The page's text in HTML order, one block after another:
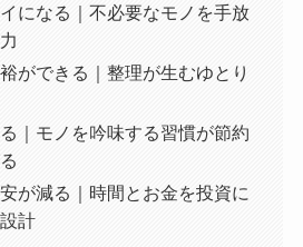
になる｜不必要なモノを手放
ができる｜整理が生むゆとり
｜モノを吟味する習慣が節約
が減る｜時間とお金を投資に
計